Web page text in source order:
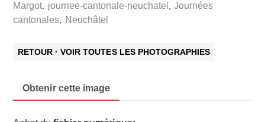
Margot, journee-cantonale-neuchatel ,Journées
cantonales
Neuchâtel
RETOUR · VOIR TOUTES LES PHOTOGRAPHIES
Obtenir cette image